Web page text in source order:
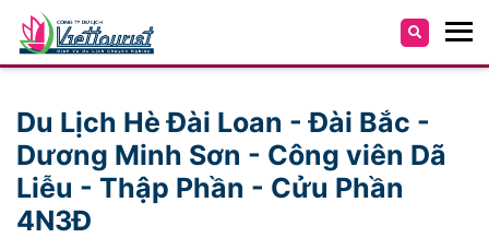
Du Lịch Hè Đài Loan - Đài Bắc -
Dương Minh Sơn - Công viên Dã
Liễu - Thập Phần - Cửu Phần
4N3Đ